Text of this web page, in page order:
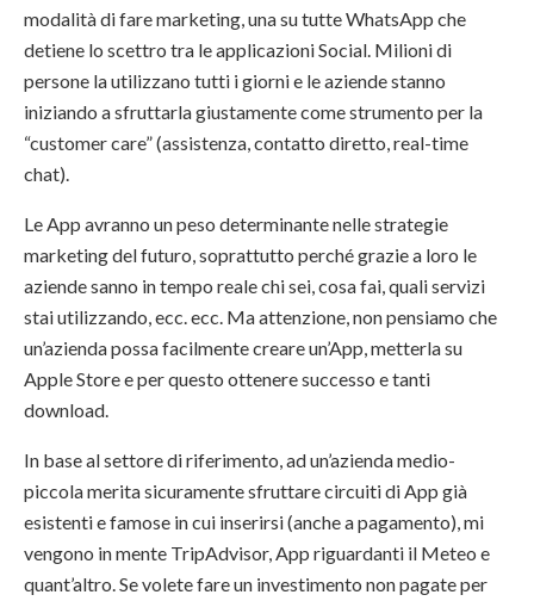
modalità di fare marketing, una su tutte WhatsApp che
detiene lo scettro tra le applicazioni Social. Milioni di
persone la utilizzano tutti i giorni e le aziende stanno
iniziando a sfruttarla giustamente come strumento per la
“customer care” (assistenza, contatto diretto, real-time
chat).
Le App avranno un peso determinante nelle strategie
marketing del futuro, soprattutto perché grazie a loro le
aziende sanno in tempo reale chi sei, cosa fai, quali servizi
stai utilizzando, ecc. ecc. Ma attenzione, non pensiamo che
un’azienda possa facilmente creare un’App, metterla su
Apple Store e per questo ottenere successo e tanti
download.
In base al settore di riferimento, ad un’azienda medio-
piccola merita sicuramente sfruttare circuiti di App già
esistenti e famose in cui inserirsi (anche a pagamento), mi
vengono in mente TripAdvisor, App riguardanti il Meteo e
quant’altro. Se volete fare un investimento non pagate per